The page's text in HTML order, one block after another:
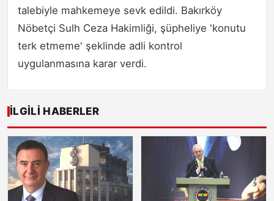
talebiyle mahkemeye sevk edildi. Bakırköy
Nöbetçi Sulh Ceza Hakimliği, şüpheliye 'konutu
terk etmeme' şeklinde adli kontrol
uygulanmasına karar verdi.
İLGILI HABERLER